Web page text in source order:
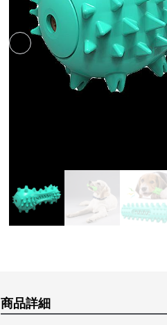
Previous slide
商品詳細